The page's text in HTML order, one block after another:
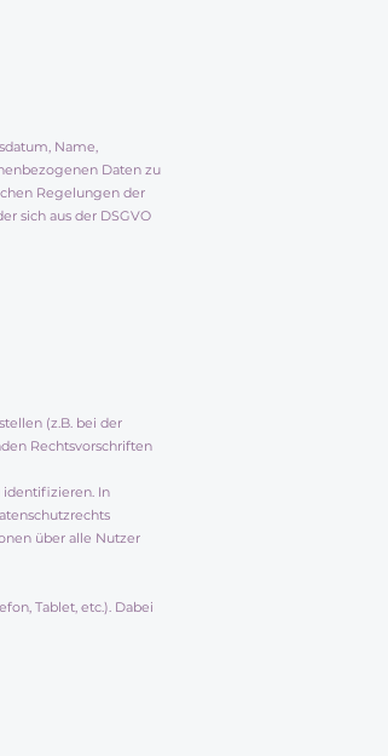
Name,
Daten zu
Regelungen der
sich aus der DSGVO
(z.B. bei der
Rechtsvorschriften
identifizieren. In
über alle Nutzer
Tablet, etc.). Dabei